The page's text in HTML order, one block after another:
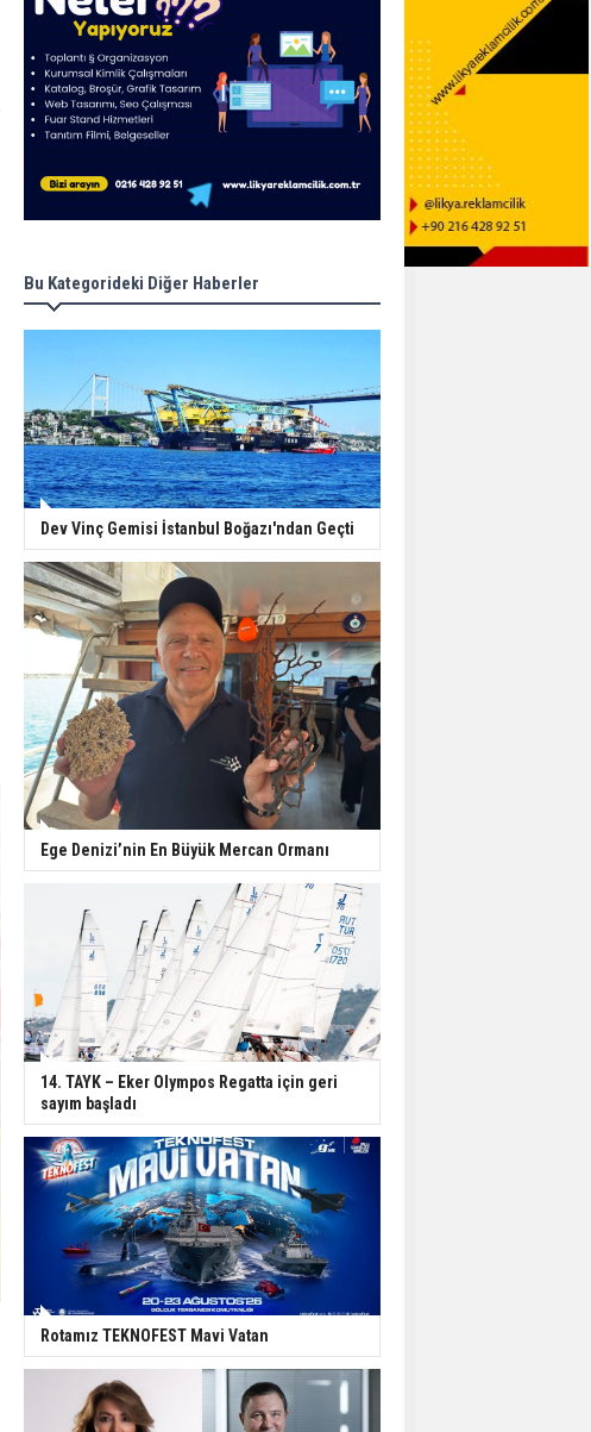
Bu Kategorideki Diğer Haberler
Dev Vinç Gemisi İstanbul Boğazı'ndan Geçti
Ege Denizi’nin En Büyük Mercan Ormanı
14. TAYK – Eker Olympos Regatta için geri
sayım başladı
Rotamız TEKNOFEST Mavi Vatan